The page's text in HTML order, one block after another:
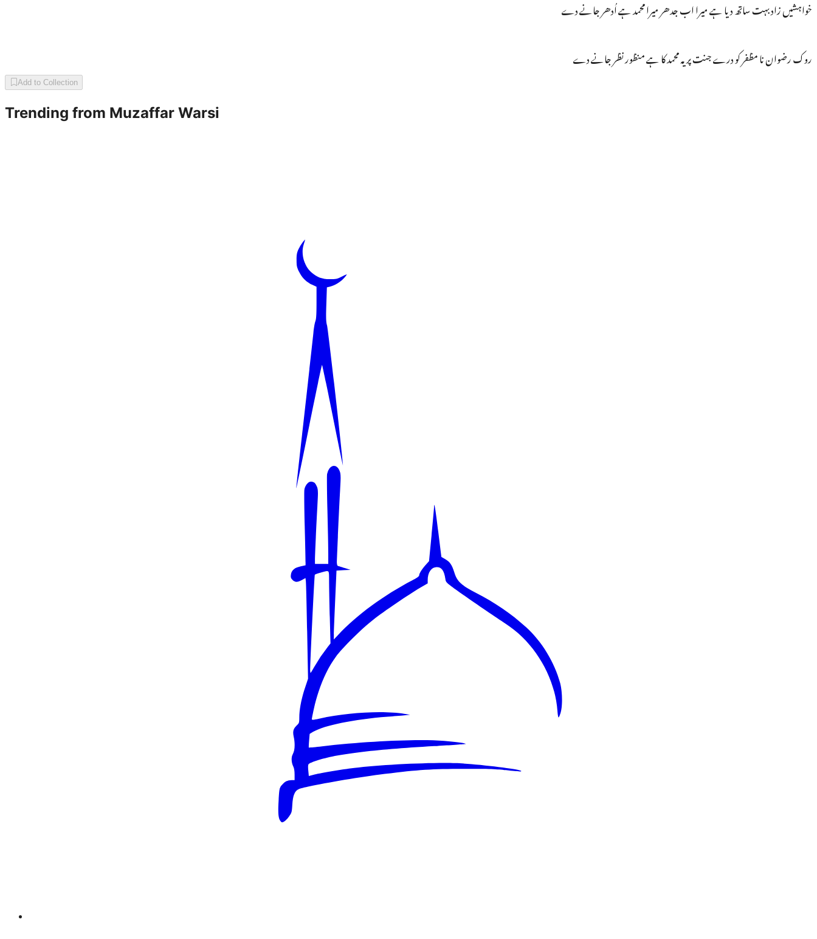
خواہشیں زاد بہت ساتھ دیا ہے میرا اب جدھر میرا محمد ہے اُدھر جانے دے
روک رضوان نا مظفر کو درے جنت پر یہ محمد کا ہے منظور نظر جانے دے
Add to Collection
Trending from Muzaffar Warsi